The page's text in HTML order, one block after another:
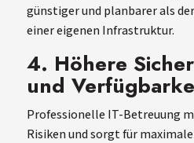
günstiger und planbarer als
einer eigenen Infrastruktur.
4. Höhere
und
Professionelle IT-Betreuung
Risiken und sorgt für maximale